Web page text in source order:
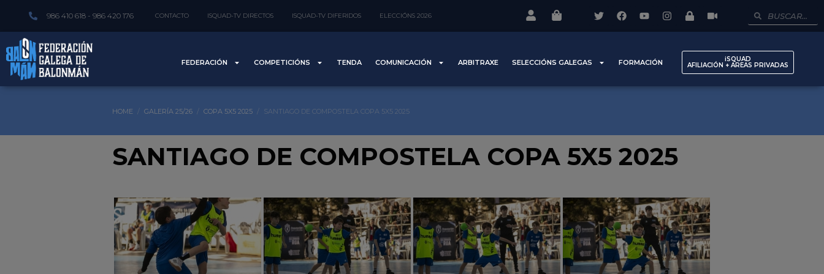
986 410 618 - 986 420 176 CONTACTO ISQUAD-TV DIRECTOS ISQUAD-TV DIFERIDOS ELECCIÓNS 2026
FEDERACIÓN COMPETICIÓNS TENDA COMUNICACIÓN ARBITRAXE SELECCIÓNS GALEGAS FORMACIÓN iSQUAD
AFILIACIÓN + AREAS PRIVADAS
HOME GALERÍA 25/26 COPA 5X5 2025 SANTIAGO DE COMPOSTELA COPA 5X5 2025
SANTIAGO DE COMPOSTELA COPA 5X5 2025